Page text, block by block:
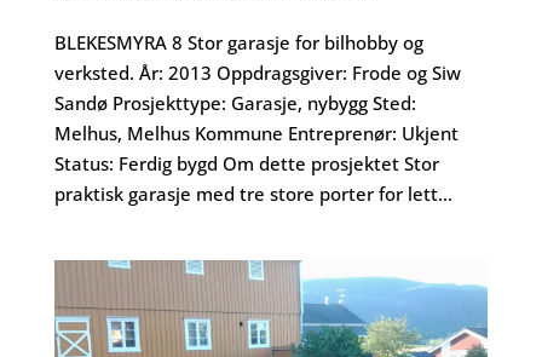
BLEKESMYRA 8 Stor garasje for bilhobby og
verksted. År: 2013 Oppdragsgiver: Frode og Siw
Sandø Prosjekttype: Garasje, nybygg Sted:
Melhus, Melhus Kommune Entreprenør: Ukjent
Status: Ferdig bygd Om dette prosjektet Stor
praktisk garasje med tre store porter for lett...